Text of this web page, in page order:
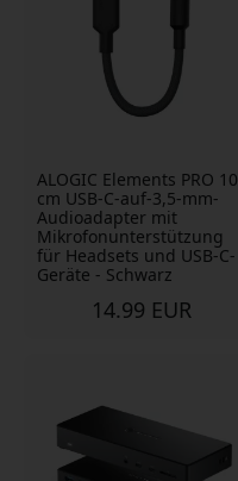
ALOGIC Elements PRO 10
cm USB-C-auf-3,5-mm-
Audioadapter mit
Mikrofonunterstützung
für Headsets und USB-C-
Geräte - Schwarz
14.99 EUR